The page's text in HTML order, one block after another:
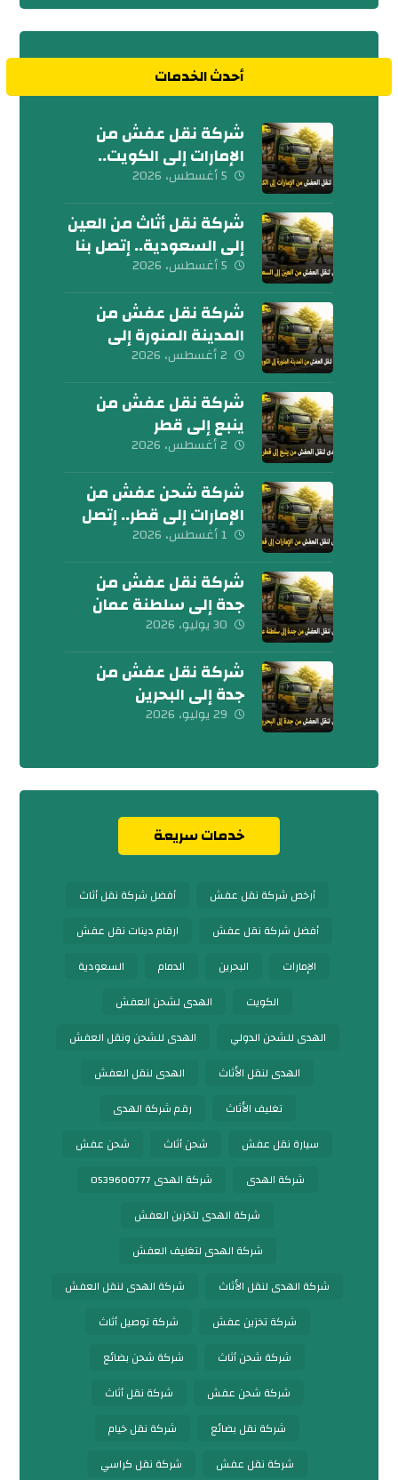
أحدث الخدمات
شركة نقل عفش من
الإمارات إلى الكويت..
تواصل معنا الآن
5 أغسطس، 2026
شركة نقل أثاث من العين
إلى السعودية.. إتصل بنا
اليوم
5 أغسطس، 2026
شركة نقل عفش من
المدينة المنورة إلى
الكويت 0539600777
2 أغسطس، 2026
شركة نقل عفش من
ينبع إلى قطر
0539600777
2 أغسطس، 2026
شركة شحن عفش من
الإمارات إلى قطر.. إتصل
بنا الآن
1 أغسطس، 2026
شركة نقل عفش من
جدة إلى سلطنة عمان
0539600777
30 يوليو، 2026
شركة نقل عفش من
جدة إلى البحرين
0539600777
29 يوليو، 2026
خدمات سريعة
أرخص شركة نقل عفش
أفضل شركة نقل أثاث
أفضل شركة نقل عفش
ارقام دينات نقل عفش
الإمارات
البحرين الدمام
السعودية
الكويت
الهدى لشحن العفش
الهدى للشحن الدولي
الهدى للشحن ونقل العفش
الهدى لنقل الأثاث
الهدى لنقل العفش
تغليف الأثاث
رقم شركة الهدى
سيارة نقل عفش
شحن أثاث
شحن عفش
شركة الهدى
شركة الهدى 0539600777
شركة الهدى لتخزين العفش
شركة الهدى لتغليف العفش
شركة الهدى لنقل الأثاث
شركة الهدى لنقل العفش
شركة تخزين عفش
شركة توصيل أثاث
شركة شحن أثاث
شركة شحن بضائع
شركة شحن عفش
شركة نقل أثاث
شركة نقل بضائع
شركة نقل خيام
شركة نقل عفش
شركة نقل كراسي